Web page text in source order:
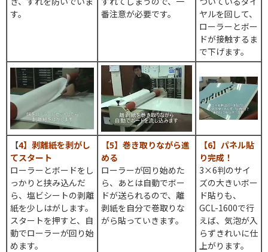
す。
番注意が必要です。
ヤルを回して、
ローラーとボー
ドが接触するま
で下げます。
【4】剥離紙を剥がし
てスタート
ローラーとボードをし
っかりと挟み込んだ
ら、塩ビシートの剥離
紙を少しはがします。
スタートを押すと、自
動でローラーが回り始
めます。
【5】巻き取りながら進
める
ローラーが回り始めた
ら、あとは自動でボー
ドが送られるので、離
剥紙を自分で巻取りな
がら貼っていきます。
【6】パネル貼
り完成！
3×6判のサイ
ズの大きいボー
ド貼りも、
GCL-1600で行
えば、気泡が入
らずきれいに仕
上がります。